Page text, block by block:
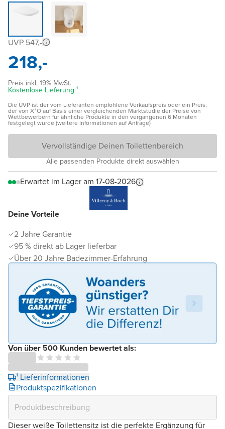
Deine Vorteile
2 Jahre Garantie
95 % direkt ab Lager lieferbar
Über 20 Jahre Badezimmer-Erfahrung
Von über 500 Kunden bewertet als:
¹ Lieferinformationen
Produktspezifikationen
UVP 547,-
218,-
Preis inkl. 19% MwSt.
Kostenlose Lieferung ¹
Die UVP ist der vom Lieferanten empfohlene Verkaufspreis oder ein Preis,
der von X²O auf Basis einer vergleichenden Marktstudie der Preise von
Wettbewerbern für ähnliche Produkte in den vergangenen 6 Monaten
festgelegt wurde (weitere Informationen auf Anfrage)
Vervollständige Deinen Toilettenbereich
Alle passenden Produkte direkt auswählen
Erwartet im Lager am 17-08-2026
Dieser weiße Toilettensitz ist die perfekte Ergänzung für